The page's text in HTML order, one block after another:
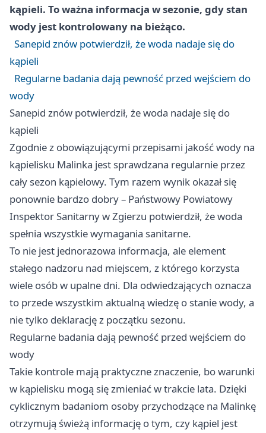
kąpieli. To ważna informacja w sezonie, gdy stan
wody jest kontrolowany na bieżąco.
Sanepid znów potwierdził, że woda nadaje się do
kąpieli
Regularne badania dają pewność przed wejściem do
wody
Sanepid znów potwierdził, że woda nadaje się do
kąpieli
Zgodnie z obowiązującymi przepisami jakość wody na
kąpielisku Malinka jest sprawdzana regularnie przez
cały sezon kąpielowy. Tym razem wynik okazał się
ponownie bardzo dobry – Państwowy Powiatowy
Inspektor Sanitarny w Zgierzu potwierdził, że woda
spełnia wszystkie wymagania sanitarne.
To nie jest jednorazowa informacja, ale element
stałego nadzoru nad miejscem, z którego korzysta
wiele osób w upalne dni. Dla odwiedzających oznacza
to przede wszystkim aktualną wiedzę o stanie wody, a
nie tylko deklarację z początku sezonu.
Regularne badania dają pewność przed wejściem do
wody
Takie kontrole mają praktyczne znaczenie, bo warunki
w kąpielisku mogą się zmieniać w trakcie lata. Dzięki
cyklicznym badaniom osoby przychodzące na Malinkę
otrzymują świeżą informację o tym, czy kąpiel jest